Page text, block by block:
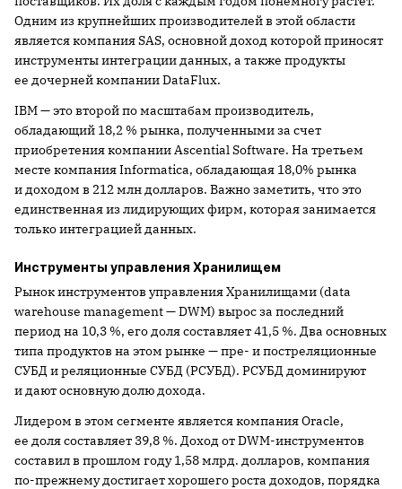
Одним из крупнейших производителей в этой области
является компания SAS, основной доход которой приносят
инструменты интеграции данных, а также продукты
ее дочерней компании DataFlux.
IBM — это второй по масштабам производитель,
обладающий 18,2 % рынка, полученными за счет
приобретения компании Ascential Software. На третьем
месте компания Informatica, обладающая 18,0% рынка
и доходом в 212 млн долларов. Важно заметить, что это
единственная из лидирующих фирм, которая занимается
только интеграцией данных.
Инструменты управления Хранилищем
Рынок инструментов управления Хранилищами (data
warehouse management — DWM) вырос за последний
период на 10,3 %, его доля составляет 41,5 %. Два основных
типа продуктов на этом рынке — пре- и постреляционные
СУБД и реляционные СУБД (РСУБД). РСУБД доминируют
и дают основную долю дохода.
Лидером в этом сегменте является компания Oracle,
ее доля составляет 39,8 %. Доход от DWM-инструментов
составил в прошлом году 1,58 млрд. долларов, компания
по-прежнему достигает хорошего роста доходов, порядка